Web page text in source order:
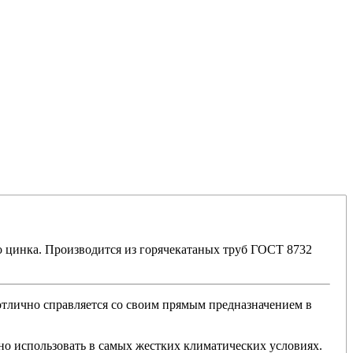
Производится из горячекатаных труб ГОСТ 8732
справляется со своим прямым предназначением в
в самых жестких климатических условиях.